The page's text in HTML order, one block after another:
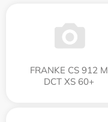
FRANKE CS 912 M
DCT XS 60+